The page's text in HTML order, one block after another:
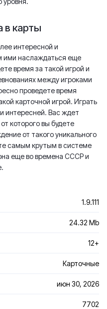
в карты
интересной и
ими наслаждаться еще
время за такой игрой и
между игроками
проведете время
карточной игрой. Играть
интересней. Вас ждет
которого вы будете
от такого уникального
самым крутым в системе
еще во времена СССР и
1.9.111
24.32 Mb
12+
Карточные
июн 30, 2026
7702